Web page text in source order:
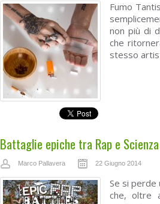
Fumo
non più di
che
stesso
Battaglie epiche tra Rap e Scienza
Marco Pallavera 22 Giugno 2014
Se si perde
che, oltre